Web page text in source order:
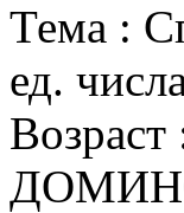
Тема :
ед.
Возраст